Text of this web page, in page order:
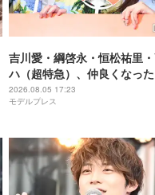
吉川愛・綱啓永・恒松祐里
ハ（超特急）、仲良くなっ
のアニメとは「個性があるア
【名探偵のままでいて】
2026.08.05 17:23
モデルプレス